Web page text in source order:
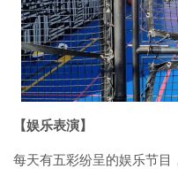
【娱乐表演】
每天有五彩纷呈的娱乐节目